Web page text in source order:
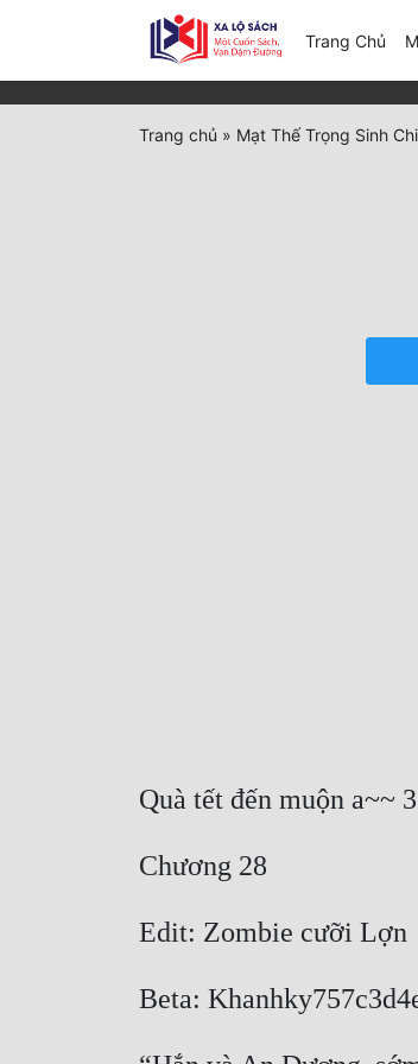
Trang Chủ
Trang chủ » Mạt Thế Trọng Sinh
Quà tết đến muộn a~~
Chương 28
Edit: Zombie cưỡi Lợn
Beta: